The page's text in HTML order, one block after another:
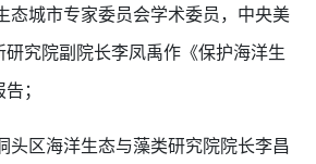
态城市专家委员会学术委员，中央美
究院副院长李凤禹作《保护海洋生
；
头区海洋生态与藻类研究院院长李昌